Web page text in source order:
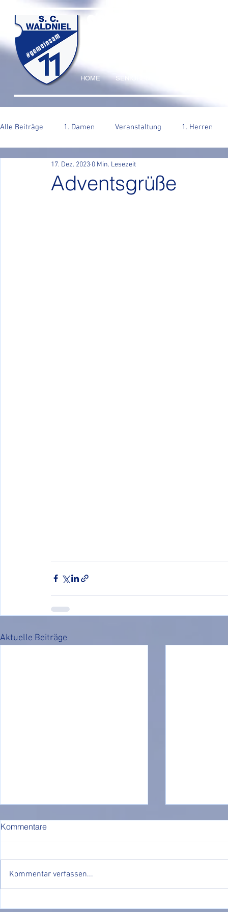
SC WALDNIEL
HOME SENIOREN
#gemeinsam
Alle Beiträge 1. Damen Veranstaltung 1. Herren
Adventsgrüße
17. Dez. 2023 0 Min. Lesezeit
Aktuelle Beiträge
Kommentare
Kommentar verfassen...